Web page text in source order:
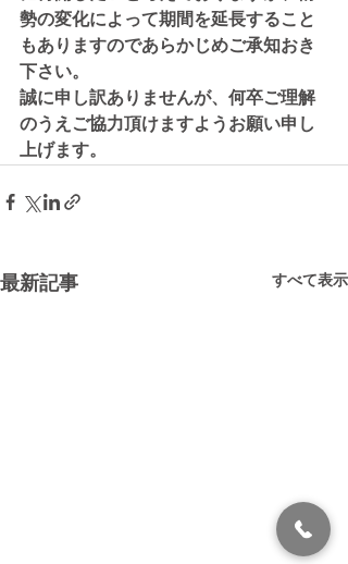
勢の変化によって期間を延長すること
もありますのであらかじめご承知おき
下さい。
誠に申し訳ありませんが、何卒ご理解
のうえご協力頂けますようお願い申し
上げます。
最新記事 すべて表示